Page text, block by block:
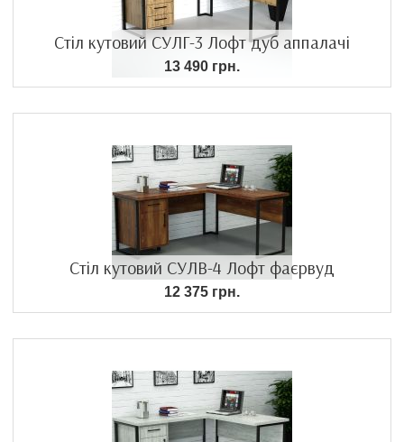
Стіл кутовий СУЛГ-3 Лофт дуб аппалачі
13 490 грн.
Стіл кутовий СУЛВ-4 Лофт фаєрвуд
12 375 грн.